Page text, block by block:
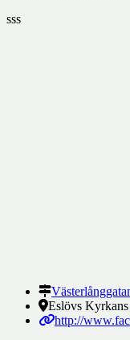
sss
Eslövs
http://